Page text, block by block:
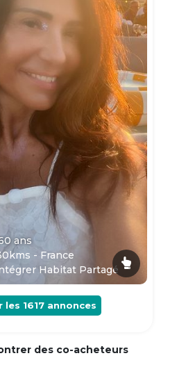
ans
- France
Habitat Partagé
les 1617 annonces
des co-acheteurs